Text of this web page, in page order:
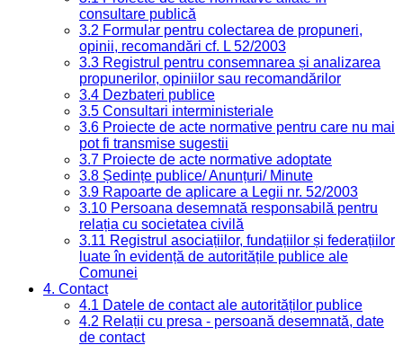
consultare publică
3.2 Formular pentru colectarea de propuneri,
opinii, recomandări cf. L 52/2003
3.3 Registrul pentru consemnarea și analizarea
propunerilor, opiniilor sau recomandărilor
3.4 Dezbateri publice
3.5 Consultari interministeriale
3.6 Proiecte de acte normative pentru care nu mai
pot fi transmise sugestii
3.7 Proiecte de acte normative adoptate
3.8 Ședințe publice/ Anunțuri/ Minute
3.9 Rapoarte de aplicare a Legii nr. 52/2003
3.10 Persoana desemnată responsabilă pentru
relația cu societatea civilă
3.11 Registrul asociațiilor, fundațiilor și federațiilor
luate în evidență de autoritățile publice ale
Comunei
4. Contact
4.1 Datele de contact ale autorităților publice
4.2 Relații cu presa - persoană desemnată, date
de contact